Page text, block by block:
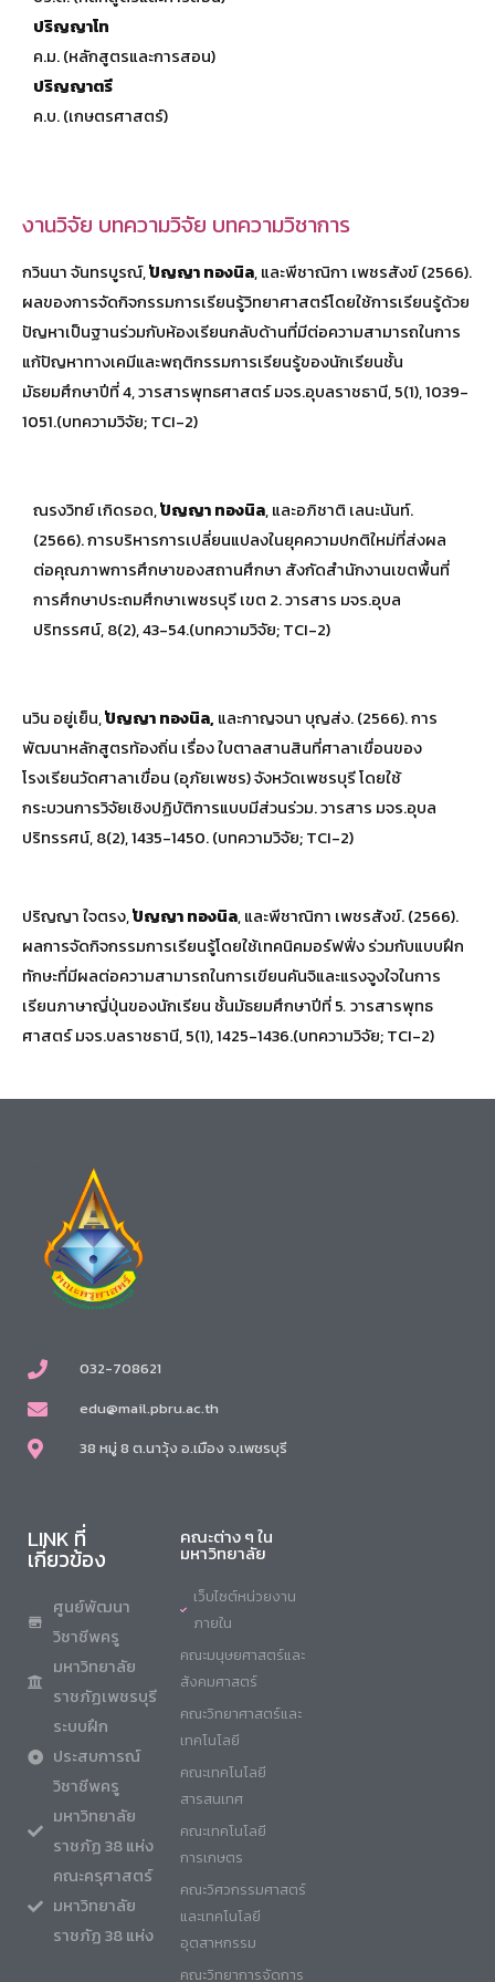
ปริญญาโท
ค.ม. (หลักสูตรและการสอน)
ปริญญาตรี
ค.บ. (เกษตรศาสตร์)
งานวิจัย บทความวิจัย บทความวิชาการ
กวินนา จันทรบูรณ์,ปัญญา ทองนิล, และพีชาณิกา เพชรสังข์ (2566).
ผลของการจัดกิจกรรมการเรียนรู้วิทยาศาสตร์โดยใช้การเรียนรู้ด้วย
ปัญหาเป็นฐานร่วมกับห้องเรียนกลับด้านที่มีต่อความสามารถในการ
แก้ปัญหาทางเคมีและพฤติกรรมการเรียนรู้ของนักเรียนชั้น
มัธยมศึกษาปีที่ 4, วารสารพุทธศาสตร์ มจร.อุบลราชธานี, 5(1), 1039-
1051.(บทความวิจัย; TCI-2)
ณรงวิทย์ เกิดรอด,ปัญญา ทองนิล, และอภิชาติ เลนะนันท์.
(2566). การบริหารการเปลี่ยนแปลงในยุคความปกติใหม่ที่ส่งผล
ต่อคุณภาพการศึกษาของสถานศึกษา สังกัดสำนักงานเขตพื้นที่
การศึกษาประถมศึกษาเพชรบุรี เขต 2. วารสาร มจร.อุบล
ปริทรรศน์, 8(2), 43-54.(บทความวิจัย; TCI-2)
นวิน อยู่เย็น,ปัญญา ทองนิล, และกาญจนา บุญส่ง. (2566). การ
พัฒนาหลักสูตรท้องถิ่น เรื่อง ใบตาลสานสินที่ศาลาเขื่อนของ
โรงเรียนวัดศาลาเขื่อน (อุภัยเพชร) จังหวัดเพชรบุรี โดยใช้
กระบวนการวิจัยเชิงปฏิบัติการแบบมีส่วนร่วม. วารสาร มจร.อุบล
ปริทรรศน์, 8(2), 1435-1450. (บทความวิจัย; TCI-2)
ปริญญา ใจตรง,ปัญญา ทองนิล, และพีชาณิกา เพชรสังข์. (2566).
ผลการจัดกิจกรรมการเรียนรู้โดยใช้เทคนิคมอร์ฟฟิ่ง ร่วมกับแบบฝึก
ทักษะที่มีผลต่อความสามารถในการเขียนคันจิและแรงจูงใจในการ
เรียนภาษาญี่ปุ่นของนักเรียน ชั้นมัธยมศึกษาปีที่ 5.วารสารพุทธ
ศาสตร์ มจร.บลราชธานี, 5(1), 1425-1436.(บทความวิจัย; TCI-2)
032-708621
edu@mail.pbru.ac.th
38 หมู่ 8 ต.นาวุ้ง อ.เมือง จ.เพชรบุรี
LINK ที่
เกี่ยวข้อง
ศูนย์พัฒนา
วิชาชีพครู
มหาวิทยาลัย
ราชภัฏเพชรบุรี
ระบบฝึก
ประสบการณ์
วิชาชีพครู
มหาวิทยาลัย
ราชภัฏ 38 แห่ง
คณะครุศาสตร์
มหาวิทยาลัย
ราชภัฏ 38 แห่ง
คณะต่าง ๆ ใน
มหาวิทยาลัย
เว็บไซต์หน่วยงาน
ภายใน
คณะมนุษยศาสตร์และ
สังคมศาสตร์
คณะวิทยาศาสตร์และ
เทคโนโลยี
คณะเทคโนโลยี
สารสนเทศ
คณะเทคโนโลยี
การเกษตร
คณะวิศวกรรมศาสตร์
และเทคโนโลยี
อุตสาหกรรม
คณะวิทยาการจัดการ